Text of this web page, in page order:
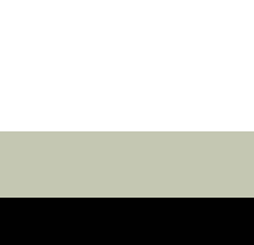
その他グッズ